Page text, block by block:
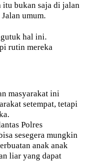
itu bukan saja di jalan
umum.
hal ini.
rutin mereka
masyarakat ini
setempat, tetapi
Polres
sesegera mungkin
anak anak
liar yang dapat